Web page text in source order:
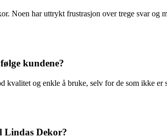
Noen har uttrykt frustrasjon over trege svar og
kundene?
og enkle å bruke, selv for de som ikke
Lindas Dekor?